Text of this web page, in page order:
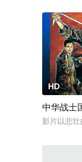
HD
中华战士
影片以悲壮